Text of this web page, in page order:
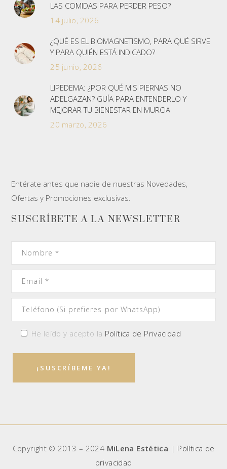
LAS COMIDAS PARA PERDER PESO?
14 julio, 2026
¿QUÉ ES EL BIOMAGNETISMO, PARA QUÉ SIRVE
Y PARA QUIÉN ESTÁ INDICADO?
25 junio, 2026
LIPEDEMA: ¿POR QUÉ MIS PIERNAS NO
ADELGAZAN? GUÍA PARA ENTENDERLO Y
MEJORAR TU BIENESTAR EN MURCIA
20 marzo, 2026
Entérate antes que nadie de nuestras Novedades,
Ofertas y Promociones exclusivas.
SUSCRÍBETE A LA NEWSLETTER
He leído y acepto la Política de Privacidad
Copyright © 2013 – 2024 MiLena Estética | Política de
privacidad